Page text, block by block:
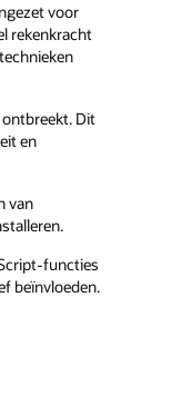
voor
rekenkracht
Dit
en
van
functies
beïnvloeden.